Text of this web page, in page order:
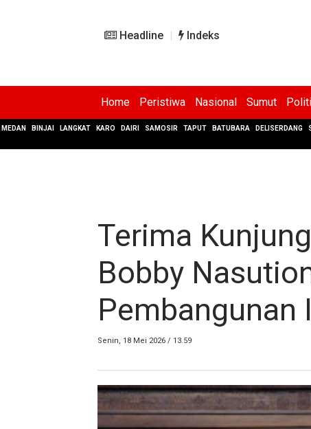
Headline Indeks
Home Peristiwa Nasional Sumut
MEDAN BINJAI LANGKAT KARO DAIRI SAMOSIR TAPUT BATUBARA DELISERDANG
Terima
Bobby
Senin, 18 Mei 2026 / 13.59